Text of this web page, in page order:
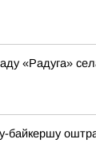
«Радуга»
байкершу